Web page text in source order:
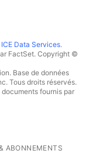
ICE Data Services.
FactSet. Copyright ©
Base de données
Tous droits réservés.
fournis par
ABONNEMENTS